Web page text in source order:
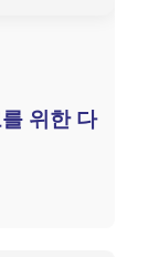
위한 다